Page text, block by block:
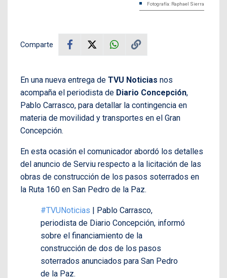
Fotografía: Raphael Sierra
Comparte
En una nueva entrega de TVU Noticias nos
acompaña el periodista de Diario Concepción,
Pablo Carrasco, para detallar la contingencia en
materia de movilidad y transportes en el Gran
Concepción.
En esta ocasión el comunicador abordó los detalles
del anuncio de Serviu respecto a la licitación de las
obras de construcción de los pasos soterrados en
la Ruta 160 en San Pedro de la Paz.
#TVUNoticias | Pablo Carrasco,
periodista de Diario Concepción, informó
sobre el financiamiento de la
construcción de dos de los pasos
soterrados anunciados para San Pedro
de la Paz.